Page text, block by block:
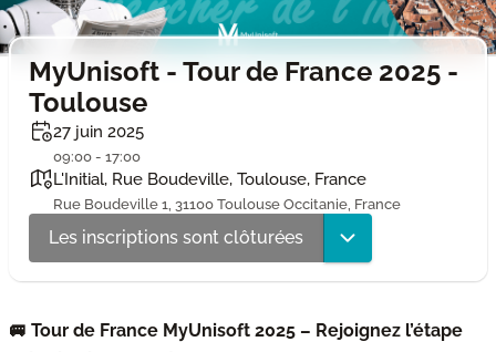
MyUnisoft - Tour de France 2025 -
Toulouse
27 juin 2025
09:00 - 17:00
L'Initial, Rue Boudeville, Toulouse, France
Rue Boudeville 1, 31100 Toulouse Occitanie, France
Les inscriptions sont clôturées
🚐 Tour de France MyUnisoft 2025 – Rejoignez l’étape